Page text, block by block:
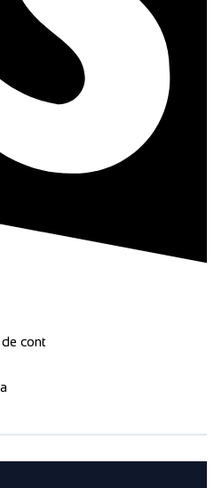
cont
pentru descriere